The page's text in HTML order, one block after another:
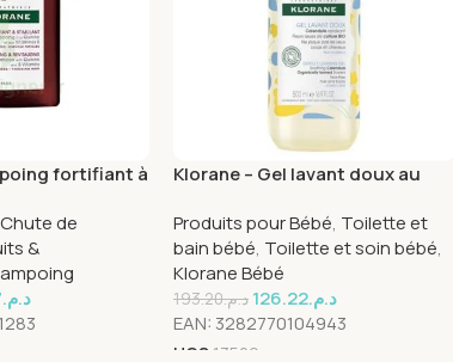
fortifiant à
cheveux
Chute de
&
د.م.
Klorane – Gel lavant doux au
Corps et cheveux – Peau
normale 500 ml
Produits pour Bébé, Toilette et
bain bébé, Toilette et soin bébé,
Klorane Bébé
د.م.193.20 د.م.126.22
EAN: 3282770104943
UGS 13529